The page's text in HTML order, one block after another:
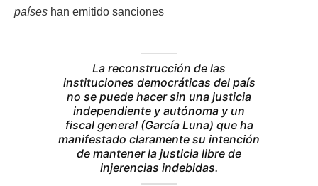
países han emitido sanciones
La reconstrucción de las
instituciones democráticas del país
no se puede hacer sin una justicia
independiente y autónoma y un
fiscal general (García Luna) que ha
manifestado claramente su intención
de mantener la justicia libre de
injerencias indebidas.